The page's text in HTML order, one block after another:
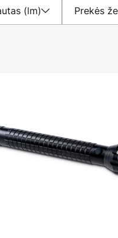
(lm) Prekės